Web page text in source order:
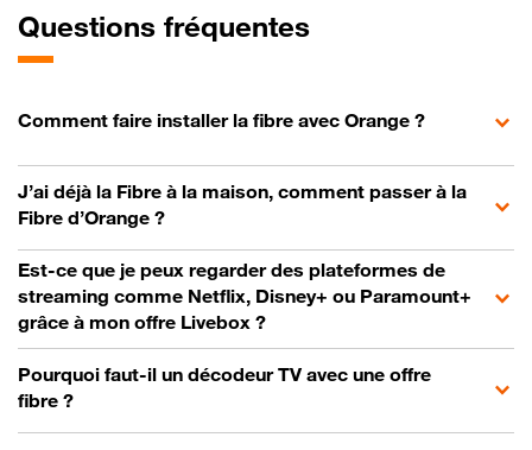
Questions fréquentes
Comment faire installer la fibre avec Orange ?
J’ai déjà la Fibre à la maison, comment passer à la
Fibre d’Orange ?
Est-ce que je peux regarder des plateformes de
streaming comme Netflix, Disney+ ou Paramount+
grâce à mon offre Livebox ?
Pourquoi faut-il un décodeur TV avec une offre
fibre ?